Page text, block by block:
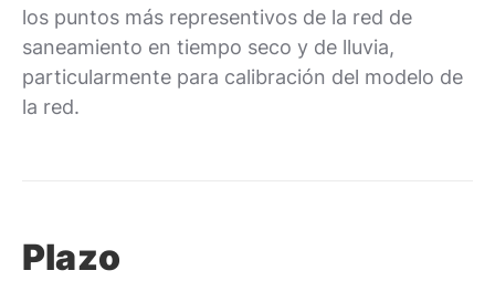
los puntos más representivos de la red de
saneamiento en tiempo seco y de lluvia,
particularmente para calibración del modelo de
la red.
Plazo